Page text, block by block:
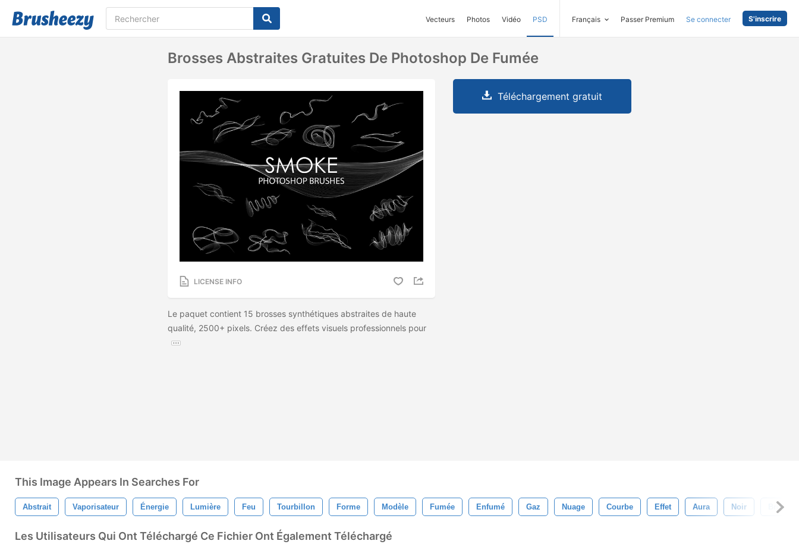
Vecteurs Photos Vidéo PSD Français Passer Premium Se connecter S'inscrire
Brosses Abstraites Gratuites De Photoshop De Fumée
LICENSE INFO
Le paquet contient 15 brosses synthétiques abstraites de haute
qualité, 2500+ pixels. Créez des effets visuels professionnels pour
Téléchargement gratuit
This Image Appears In Searches For
Abstrait Vaporisateur Énergie Lumière Feu Tourbillon Forme Modèle Fumée Enfumé Gaz Nuage Courbe Effet Aura Noir
Les Utilisateurs Qui Ont Téléchargé Ce Fichier Ont Également Téléchargé